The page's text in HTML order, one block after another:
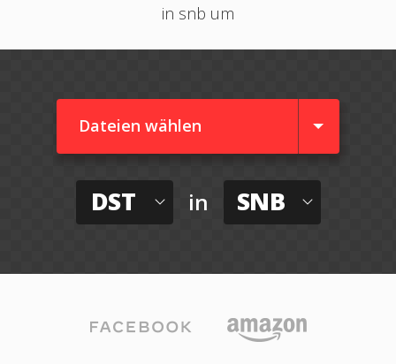
in snb um
Dateien wählen
DST in SNB